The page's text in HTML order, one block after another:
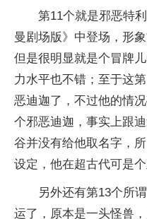
第11个就是邪恶特
曼剧场版》中登场，形
但是很明显就是个冒牌
力水平也不错；至于这
恶迪迦了，不过他的情
个邪恶迪迦，事实上跟
谷并没有给他取名字，
设定，他在超古代可是个
另外还有第13个所
运了，原本是一头怪兽